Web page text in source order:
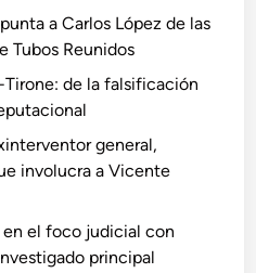
a Carlos López de las
Tubos Reunidos
de la falsificación
general,
involucra a Vicente
en el foco judicial con
principal